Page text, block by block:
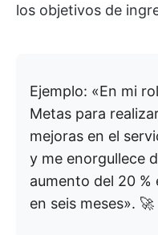
los objetivos de
Ejemplo: «En mi
Metas para
mejoras en el
y me enorgullece
aumento del 20 %
en seis meses». 🚀